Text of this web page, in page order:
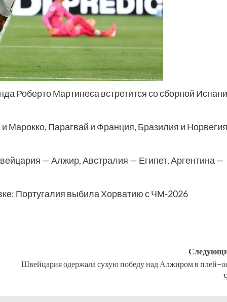
Мартинеса встретится со сборной
Марокко, Парагвай и Франция, Бразилия и
— Алжир, Австралия — Египет, Аргентина —
Португалия выбила Хорватию с ЧМ-2026
Швейцария одержала сухую победу над Алжиром в плей-